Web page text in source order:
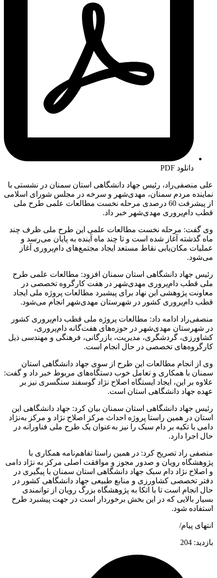
دانلود PDF
علی منصفی‌راد، رئیس جهاد دانشگاهی استان سمنان در نشستی با
نماینده مردم سمنان، مهدی‌شهر و سرخه در مجلس شورای اسلامی
از پیشرفت 60 درصدی مرحله نخست مطالعات علمی طرح ملی
قطب دام‌پروری مهدی‌شهر خبر داد.
وی گفت: مرحله نخست مطالعات علمی این طرح ملی ظرف چند
ماه گذشته آغاز شده است و تا چند ماه آینده به پایان می‌رسد و
عملیات مکان‌یابی نقاط مستعد ایجاد مجتمع‌های دام‌پروری آغاز
می‌شود.
رئیس جهاد دانشگاهی استان سمنان افزود: مطالعات علمی طرح
ملی قطب دام‌پروری مهدی‌شهر در هفت کارگروه تخصصی در
معاونت پژوهشی این نهاد برای پیشبرد مطالعات پروژه ملی ایجاد
قطب دام‌پروری کشور در شهرستان مهدی‌شهر انجام می‌شود.
منصفی‌راد ادامه داد: مطالعات پروژه ملی قطب دام‌پروری کشور
در شهرستان مهدی‌شهر در حوزه‌های هفت‌گانه دام‌پروری،
کشاورزی، گردشگری، مدیریت، بازرگانی، فرهنگی و مهندسی ذیل
کارگروه‌های تخصصی در حال انجام است.
وی از انجام مطالعات این طرح از سوی جهاد دانشگاهی استان
سمنان با همکاری و تعامل خوب دستگاه‌های مربوط خبر داد و گفت:
علاوه بر این، ایجاد ایستگاه اصلاح نژاد گوسفند سنگسری نیز بر
عهده جهاد دانشگاهی استان است.
رئیس جهاد دانشگاهی استان سمنان بیان کرد: جهاد دانشگاهی این
استان در همین راستا پروژه احداث مرکز اصلاح نژاد و مرکز به‌نژاد
دامی با تکیه بر دام سبک را نیز به‌عنوان یک طرح ملی فناورانه در
حال اجرا دارد.
منصفی راد تصریح کرد: در همین راستا تفاهم‌نامه همکاری با
پژوهشگاه رویان و صدور مجوز و موافقت اصلی مرکز به نژاد دامی
و اصلاح نژاد دام سبک جهاد دانشگاهی استان سمنان با پیگیری در
دفتر تخصصی کشاورزی و منابع طبیعی جهاد دانشگاهی کشور در
حال انجام است تا با اتکا به پژوهشگاه بزرگ رویان از توانمندی
بسیار بالایی که در این بخش برخوردار است در جهت پیشبرد طرح
استفاده شود.
انتهای پیام/
بازدید: 204